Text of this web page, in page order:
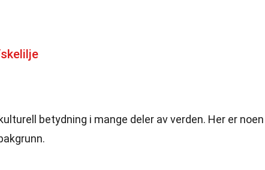
betydning i mange deler av verden. Her er noen